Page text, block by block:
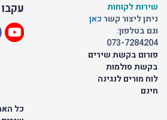
שירות לקוחות
ניתן ליצור קשרכאן
וגם בטלפון:
073-7284204
פורום בקשת שירים
בקשת סולמות
לוח מורים לנגינה
חינם
כל